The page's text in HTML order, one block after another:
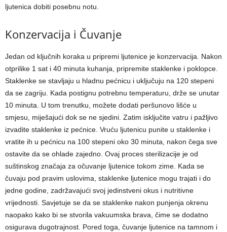
ljutenica dobiti posebnu notu.
Konzervacija i Čuvanje
Jedan od ključnih koraka u pripremi ljutenice je konzervacija. Nakon
otprilike 1 sat i 40 minuta kuhanja, pripremite staklenke i poklopce.
Staklenke se stavljaju u hladnu pećnicu i uključuju na 120 stepeni
da se zagriju. Kada postignu potrebnu temperaturu, drže se unutar
10 minuta. U tom trenutku, možete dodati peršunovo lišće u
smjesu, miješajući dok se ne sjedini. Zatim isključite vatru i pažljivo
izvadite staklenke iz pećnice. Vruću ljutenicu punite u staklenke i
vratite ih u pećnicu na 100 stepeni oko 30 minuta, nakon čega sve
ostavite da se ohlade zajedno. Ovaj proces sterilizacije je od
suštinskog značaja za očuvanje ljutenice tokom zime. Kada se
čuvaju pod pravim uslovima, staklenke ljutenice mogu trajati i do
jedne godine, zadržavajući svoj jedinstveni okus i nutritivne
vrijednosti. Savjetuje se da se staklenke nakon punjenja okrenu
naopako kako bi se stvorila vakuumska brava, čime se dodatno
osigurava dugotrajnost. Pored toga, čuvanje ljutenice na tamnom i